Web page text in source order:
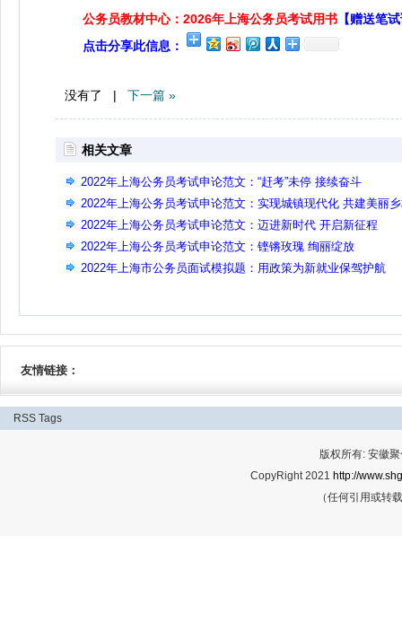
公务员教材中心：2026年上海公务员考试用书 【赠送笔
点击分享此信息：
没有了 | 下一篇 »
相关文章
2022年上海公务员考试申论范文：“赶考”未停 接续奋斗
2022年上海公务员考试申论范文：实现城镇现代化 共建美丽
2022年上海公务员考试申论范文：迈进新时代 开启新征程
2022年上海公务员考试申论范文：铿锵玫瑰 绚丽绽放
2022年上海市公务员面试模拟题：用政策为新就业保驾护航
友情链接：
RSS Tags
版权所有: 安徽
CopyRight 2021 http://
（任何引用或转